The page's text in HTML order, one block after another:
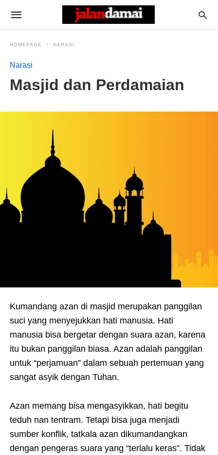
HOMEPAGE NARASI
Narasi
Masjid dan Perdamaian
Kumandang azan di masjid merupakan panggilan
suci yang menyejukkan hati manusia. Hati
manusia bisa bergetar dengan suara azan, karena
itu bukan panggilan biasa. Azan adalah panggilan
untuk “perjamuan” dalam sebuah pertemuan yang
sangat asyik dengan Tuhan.
Azan memang bisa mengasyikkan, hati begitu
teduh nan tentram. Tetapi bisa juga menjadi
sumber konflik, tatkala azan dikumandangkan
dengan pengeras suara yang “terlalu keras”. Tidak